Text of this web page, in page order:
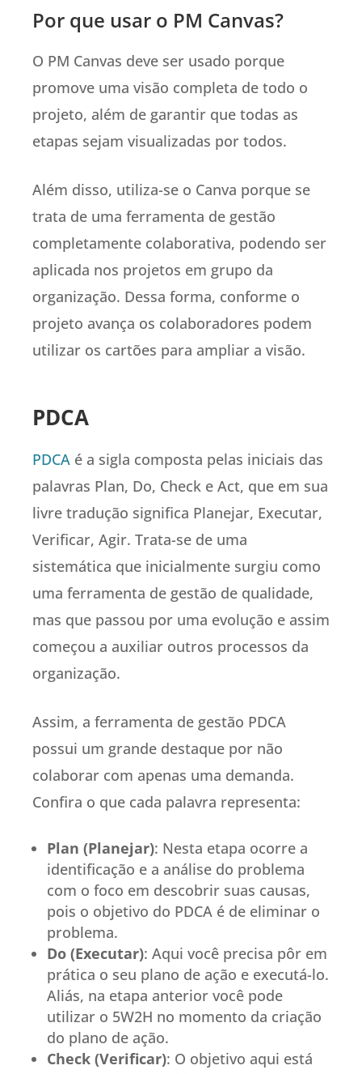
Por que usar o PM Canvas?
O PM Canvas deve ser usado porque
promove uma visão completa de todo o
projeto, além de garantir que todas as
etapas sejam visualizadas por todos.
Além disso, utiliza-se o Canva porque se
trata de uma ferramenta de gestão
completamente colaborativa, podendo ser
aplicada nos projetos em grupo da
organização. Dessa forma, conforme o
projeto avança os colaboradores podem
utilizar os cartões para ampliar a visão.
PDCA
PDCA é a sigla composta pelas iniciais das
palavras Plan, Do, Check e Act, que em sua
livre tradução significa Planejar, Executar,
Verificar, Agir. Trata-se de uma
sistemática que inicialmente surgiu como
uma ferramenta de gestão de qualidade,
mas que passou por uma evolução e assim
começou a auxiliar outros processos da
organização.
Assim, a ferramenta de gestão PDCA
possui um grande destaque por não
colaborar com apenas uma demanda.
Confira o que cada palavra representa:
Plan (Planejar): Nesta etapa ocorre a
identificação e a análise do problema
com o foco em descobrir suas causas,
pois o objetivo do PDCA é de eliminar o
problema.
Do (Executar): Aqui você precisa pôr em
prática o seu plano de ação e executá-lo.
Aliás, na etapa anterior você pode
utilizar o 5W2H no momento da criação
do plano de ação.
Check (Verificar): O objetivo aqui está